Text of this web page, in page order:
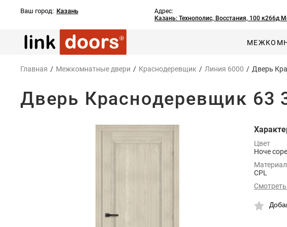
Ваш город: Казань
Адрес:
Казань: Технополис, Восстания, 100 к266д
Главная / Межкомнатные двери / Краснодеревщик / Линия 6000 / Дверь
Дверь Краснодеревщик 63
Цвет
Ноче
Материал
CPL
Смотреть